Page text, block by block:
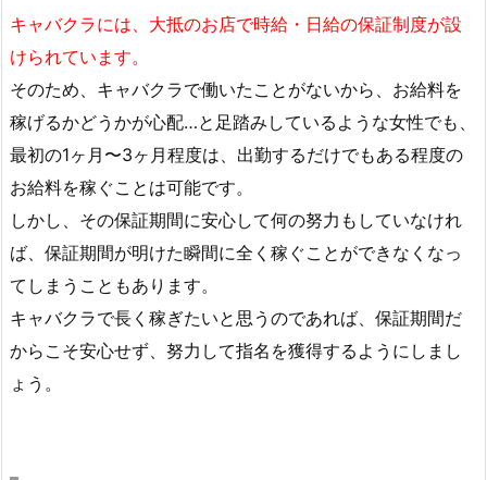
キャバクラには、大抵のお店で時給・日給の保証制度が設
けられています。
そのため、キャバクラで働いたことがないから、お給料を
稼げるかどうかが心配…と足踏みしているような女性でも、
最初の1ヶ月〜3ヶ月程度は、出勤するだけでもある程度の
お給料を稼ぐことは可能です。
しかし、その保証期間に安心して何の努力もしていなけれ
ば、保証期間が明けた瞬間に全く稼ぐことができなくなっ
てしまうこともあります。
キャバクラで長く稼ぎたいと思うのであれば、保証期間だ
からこそ安心せず、努力して指名を獲得するようにしまし
ょう。